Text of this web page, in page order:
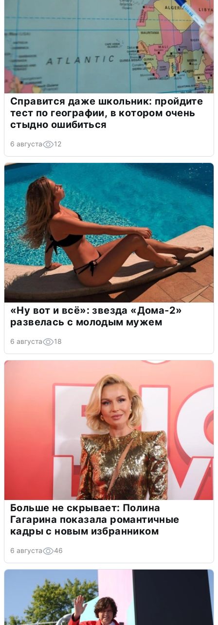
Справится даже школьник: пройдите
тест по географии, в котором очень
стыдно ошибиться
6 августа 12
«Ну вот и всё»: звезда «Дома-2»
развелась с молодым мужем
6 августа 18
Больше не скрывает: Полина
Гагарина показала романтичные
кадры с новым избранником
6 августа 46